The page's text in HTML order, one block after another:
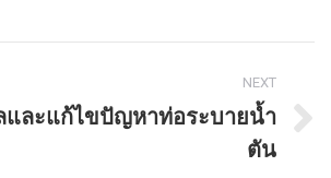
NEXT
และแก้ไขปัญหาท่อระบายน้ำ
ตัน